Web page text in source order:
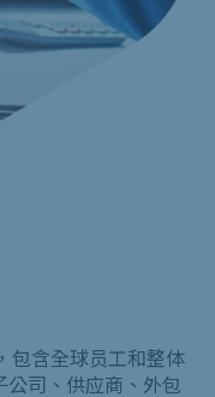
包含全球员工和整体
司、供应商、外包